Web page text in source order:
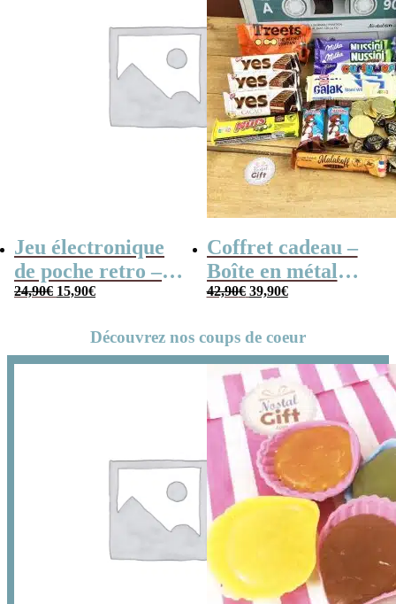
Jeu électronique
de poche retro –
Console vintage
24,90€ Le
24,90€.
15,90€Le
est :
15,90€.
Coffret cadeau –
Boîte en métal
cassette –
années 80 – grand
coffret chocolat
original
42,90€ Le
était :
42,90€.
39,90€Le
est :
39,90€.
Découvrez nos coups de coeur